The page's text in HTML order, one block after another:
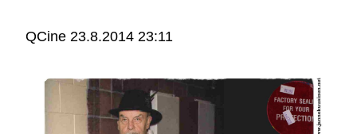
QCine 23.8.2014 23:11